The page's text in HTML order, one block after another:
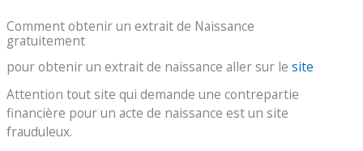
Comment obtenir un extrait de Naissance
gratuitement
pour obtenir un extrait de naissance aller sur le site
Attention tout site qui demande une contrepartie
financière pour un acte de naissance est un site
frauduleux.